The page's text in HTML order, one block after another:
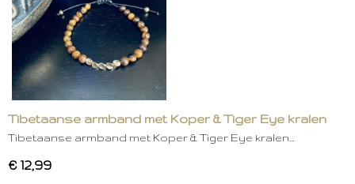
Tibetaanse armband met Koper & Tiger Eye kralen
Tibetaanse armband met Koper & Tiger Eye kralen…
€ 12,99